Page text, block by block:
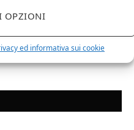
OPZIONI
ed informativa sui cookie